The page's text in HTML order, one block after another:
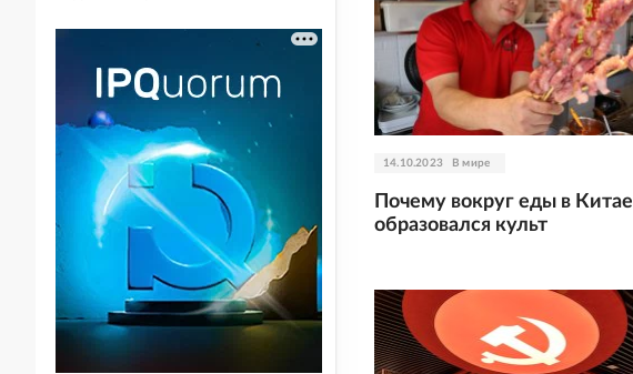
14.10.2023 В мире
Почему вокруг еды в Китае
образовался культ